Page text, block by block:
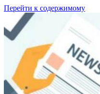
Перейти к содержимому